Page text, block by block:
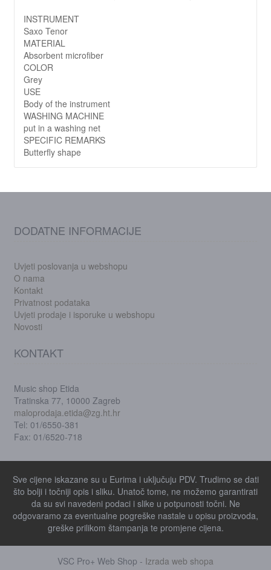
INSTRUMENT
Saxo Tenor
MATERIAL
Absorbent microfiber
COLOR
Grey
USE
Body of the instrument
WASHING MACHINE
put in a washing net
SPECIFIC REMARKS
Butterfly shape
DODATNE INFORMACIJE
Uvjeti poslovanja u webshopu
O nama
Kontakt
Privatnost podataka
Uvjeti prodaje i isporuke u webshopu
Novosti
KONTAKT
Music shop Etida
Tratinska 77, 10000 Zagreb
maloprodaja.etida@zg.ht.hr
Tel: 01/6550-381
Fax: 01/6520-718
Sve cijene iskazane su u Eurima i uključuju PDV. Trudimo se dati
što bolji i točniji opis i sliku. Unatoč tome, ne možemo garantirati
da su svi navedeni podaci i slike u potpunosti točni. Ne
odgovaramo za eventualne pogreške nastale u opisu proizvoda,
greške prilikom štampanja te promjene cijena.
VSC Pro+ Web Shop - Izrada web shopa